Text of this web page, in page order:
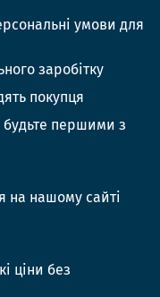
умови для
заробітку
покупця
першими з
на нашому сайті
ціни без